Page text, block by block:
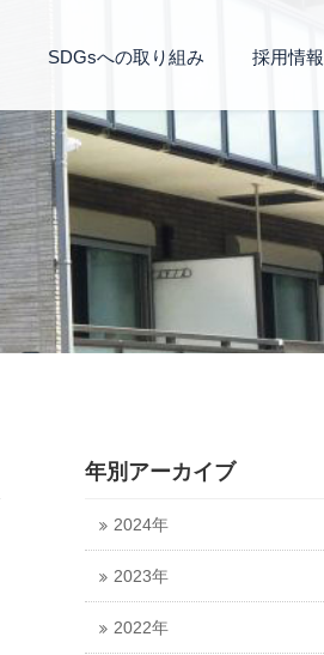
SDGsへの取り組み 採用情報
年別アーカイブ
2024年
2023年
2022年